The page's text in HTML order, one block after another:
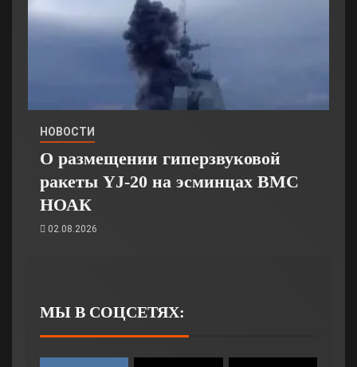
НОВОСТИ
О размещении гиперзвуковой
ракеты YJ-20 на эсминцах ВМС
НОАК
02.08.2026
МЫ В СОЦСЕТЯХ: